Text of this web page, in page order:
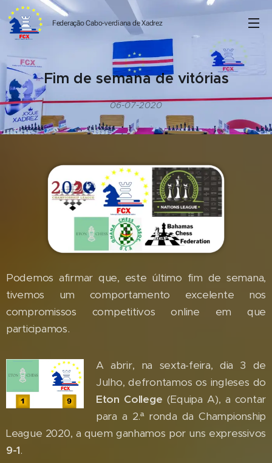
Federação Cabo-verdiana deXadrez
Fim de semana de vitórias
06-07-2020
Podemos afirmar que, este último fim de semana,
tivemos um comportamento excelente nos
compromissos competitivos online em que
participamos.
A abrir, na sexta-feira, dia 3 de
Julho, defrontamos os ingleses do
Eton College (Equipa A), a contar
para a 2.ª ronda da Championship
League 2020, a quem ganhamos por uns expressivos
9-1.